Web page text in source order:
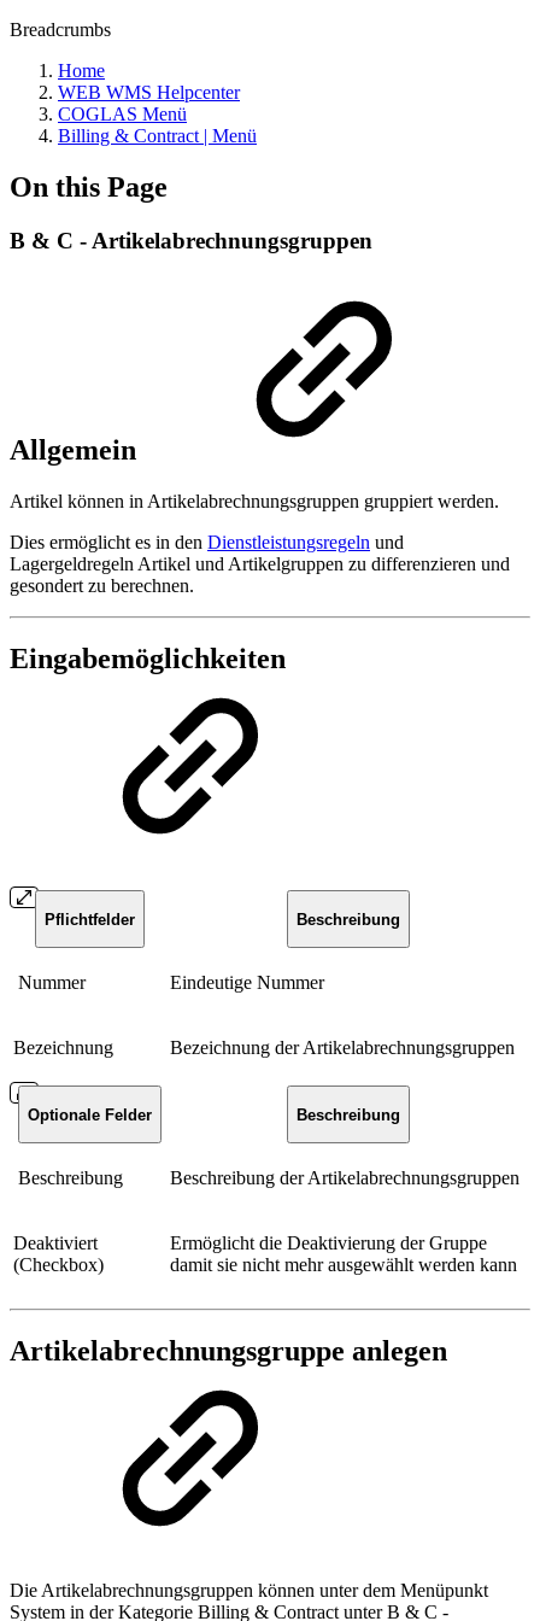
Breadcrumbs
Home
WEB WMS Helpcenter
COGLAS Menü
Billing & Contract | Menü
On this Page
B & C - Artikelabrechnungsgruppen
Allgemein
Artikel können in Artikelabrechnungsgruppen gruppiert werden.
Dies ermöglicht es in den Dienstleistungsregeln und
Lagergeldregeln Artikel und Artikelgruppen zu differenzieren und
gesondert zu berechnen.
Eingabemöglichkeiten
Pflichtfelder Beschreibung
Nummer Eindeutige Nummer
Bezeichnung Bezeichnung der Artikelabrechnungsgruppen
Optionale Felder Beschreibung
Beschreibung Beschreibung der Artikelabrechnungsgruppen
Deaktiviert
(Checkbox)
Ermöglicht die Deaktivierung der Gruppe
damit sie nicht mehr ausgewählt werden kann
Artikelabrechnungsgruppe anlegen
Die Artikelabrechnungsgruppen können unter dem Menüpunkt
System in der Kategorie Billing & Contract unter B & C -